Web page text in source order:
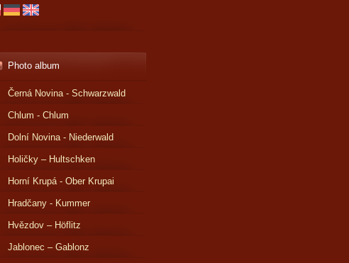
Photo album
Černá Novina - Schwarzwald
Chlum - Chlum
Dolní Novina - Niederwald
Holičky – Hultschken
Horní Krupá - Ober Krupai
Hradčany - Kummer
Hvězdov – Höflitz
Jablonec – Gablonz